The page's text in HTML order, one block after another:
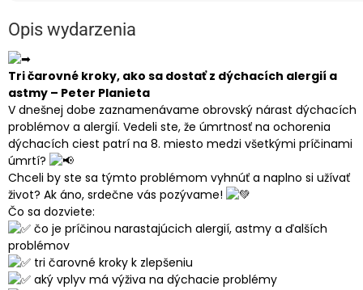
Opis wydarzenia
Tri čarovné kroky, ako sa dostať z dýchacích alergií a
astmy – Peter Planieta
V dnešnej dobe zaznamenávame obrovský nárast dýchacích
problémov a alergií. Vedeli ste, že úmrtnosť na ochorenia
dýchacích ciest patrí na 8. miesto medzi všetkými príčinami
úmrtí?
Chceli by ste sa týmto problémom vyhnúť a naplno si užívať
život? Ak áno, srdečne vás pozývame!
Čo sa dozviete:
čo je príčinou narastajúcich alergií, astmy a ďalších
problémov
tri čarovné kroky k zlepšeniu
aký vplyv má výživa na dýchacie problémy